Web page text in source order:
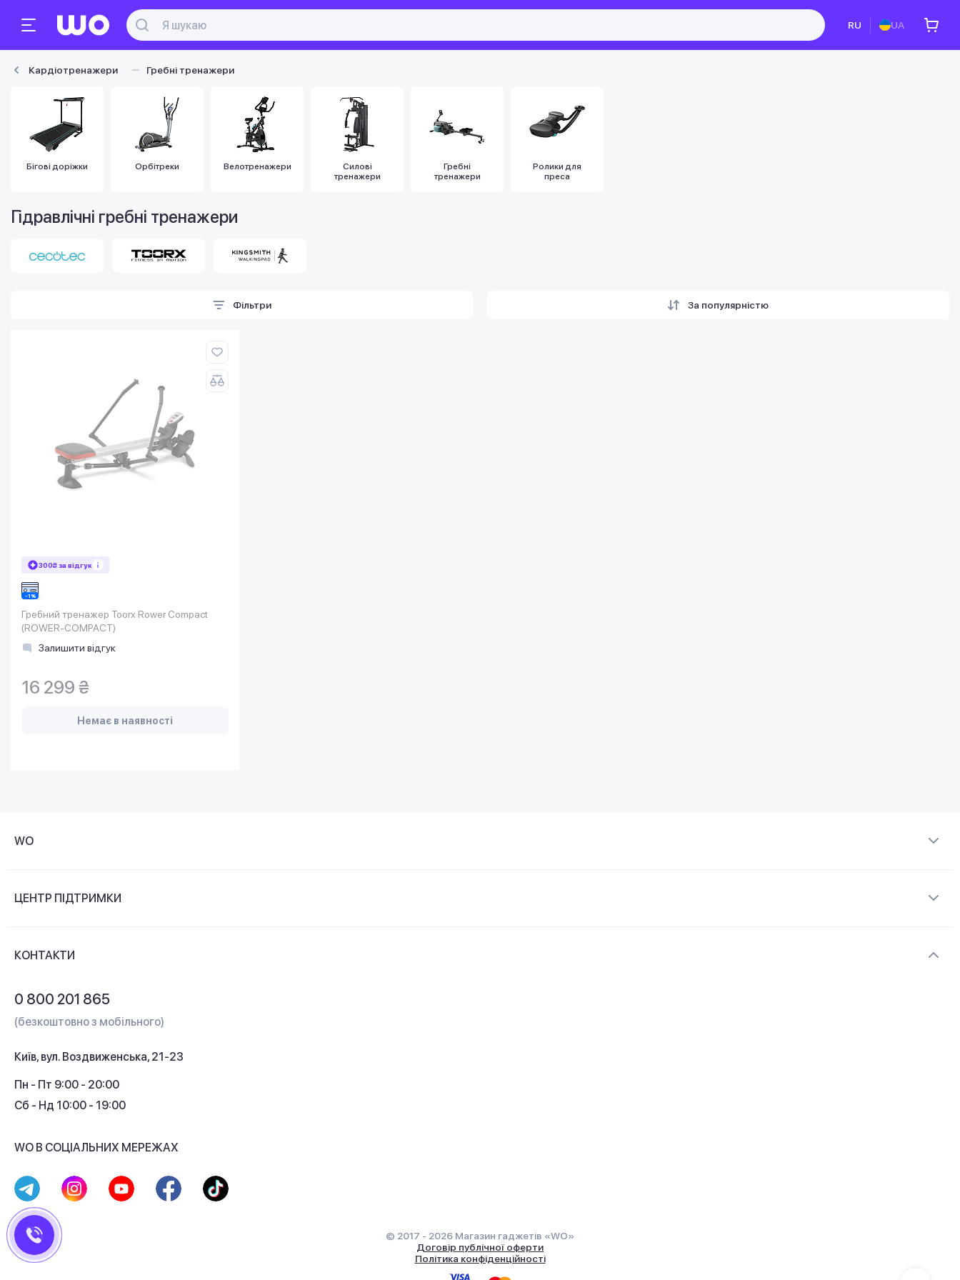
RU UA
Кардіотренажери Гребні тренажери
Бігові доріжки Орбітреки Велотренажери
Силові
тренажери
Гребні
тренажери
Ролики для
преса
Гідравлічні гребні тренажери
Фільтри За популярністю
300₴ за відгук
Гребний тренажер Toorx Rower Compact
(ROWER-COMPACT)
Залишити відгук
16 299 ₴
Немає в наявності
WO
Контакти
ЦЕНТР ПІДТРИМКИ
Кешбек
КОНТАКТИ
0 800 201 865
(безкоштовно з мобільного)
Київ, вул. Воздвиженська, 21-23
Пн - Пт 9:00 - 20:00
Сб - Нд 10:00 - 19:00
WO В СОЦІАЛЬНИХ МЕРЕЖАХ
© 2017 - 2026 Магазин гаджетів «WO»
Договір публічної оферти
Політика конфіденційності